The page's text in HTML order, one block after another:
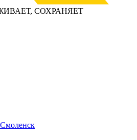
СОХРАНЯЕТ